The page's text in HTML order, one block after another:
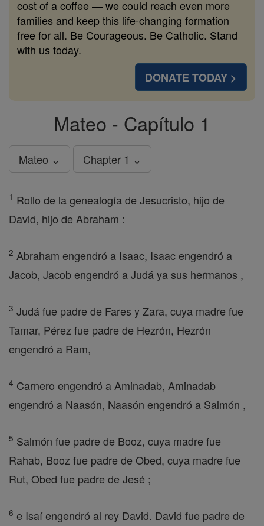
cost of a coffee — we could reach even more
families and keep this life-changing formation
free for all. Be Courageous. Be Catholic. Stand
with us today.
DONATE TODAY >
Mateo - Capítulo 1
Mateo ⌄ Chapter 1 ⌄
1 Rollo de la genealogía de Jesucristo, hijo de
David, hijo de Abraham :
2 Abraham engendró a Isaac, Isaac engendró a
Jacob, Jacob engendró a Judá ya sus hermanos ,
3 Judá fue padre de Fares y Zara, cuya madre fue
Tamar, Pérez fue padre de Hezrón, Hezrón
engendró a Ram,
4 Carnero engendró a Aminadab, Aminadab
engendró a Naasón, Naasón engendró a Salmón ,
5 Salmón fue padre de Booz, cuya madre fue
Rahab, Booz fue padre de Obed, cuya madre fue
Rut, Obed fue padre de Jesé ;
6 e Isaí engendró al rey David. David fue padre de